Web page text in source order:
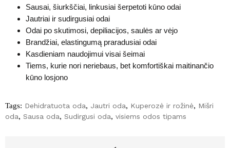
Sausai, šiurkščiai, linkusiai šerpetoti kūno odai
Jautriai ir sudirgusiai odai
Odai po skutimosi, depiliacijos, saulės ar vėjo
Brandžiai, elastingumą praradusiai odai
Kasdieniam naudojimui visai šeimai
Tiems, kurie nori neriebaus, bet komfortiškai maitinančio
kūno losjono
Tags: Dehidratuota oda, Jautri oda, Kuperozė ir rožinė, Mišri
oda, Sausa oda, Sudirgusi oda, visiems odos tipams